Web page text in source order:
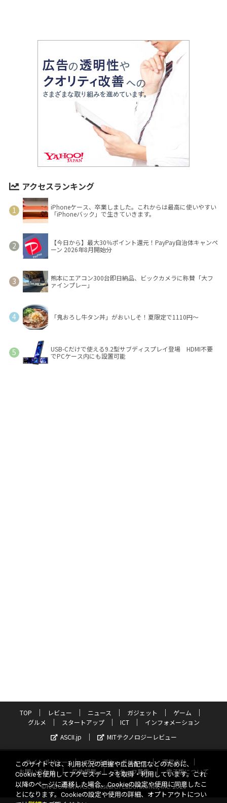
アクセスランキング
iPhoneケース、卒業しました。これからは最高に使いやすい
「iPhoneバック」で生きていきます。
【今日から】最大30％ポイント還元！PayPay自治体キャンペ
ーン 2026年8月開始分
熊本にエアコン300台即日納品、ビックカメラに称賛「大フ
ァインプレー」
「鬼おろし牛タン丼」がおいしそ！夏限定で1110円～
USB-Cだけで使える9.2型サブディスプレイ登場 HDMI不要
でPCケース内にも設置可能
TOP レビュー ニュース ガジェット
ゲーム
グルメ
スタートアップ ICT
インフォメーション
ASCII.jp
MITテクノロジーレビュー
サイトポリシー プライバシーポリシー
運営会社
お問い合わせ
広告掲載 スタッフ募集
電子版について
©KADOKAWA ASCII Research Laboratories, Inc. 2026
このサイトでは、利用状況の把握や広告配信などのために、
Cookieを使用してアクセスデータを取得・利用しています。これ
以降のページに遷移した場合、Cookieの設定や使用に同意したこ
とになります。Cookieの設定や使用の詳細、オプトアウトについ